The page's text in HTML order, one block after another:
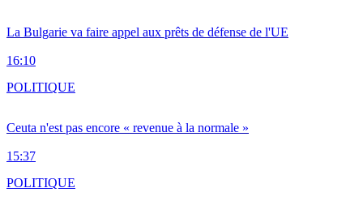
La Bulgarie va faire appel aux prêts de défense de l'UE
16:10
Ceuta n'est pas encore « revenue à la normale »
15:37
POLITIQUE
POLITIQUE